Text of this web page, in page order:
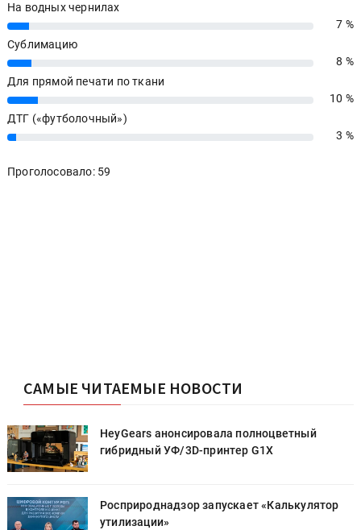
На водных чернилах
7%
7 %
Сублимацию
8%
8 %
Для прямой печати по ткани
10%
10 %
ДТГ («футболочный»)
3% 3 %
Проголосовало: 59
САМЫЕ ЧИТАЕМЫЕ НОВОСТИ
HeyGears анонсировала полноцветный
гибридный УФ/3D-принтер G1X
Росприроднадзор запускает «Калькулятор
утилизации»